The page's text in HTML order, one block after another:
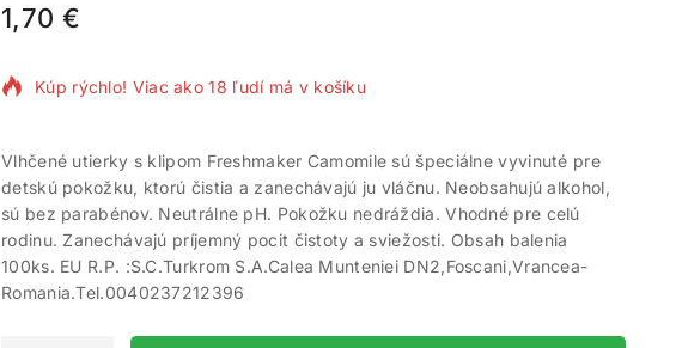
1,70 €
6 produktov predaných za posledných 10 hodín
Kúp rýchlo! Viac ako 18 ľudí má v košíku
Vlhčené utierky s klipom Freshmaker Camomile sú špeciálne vyvinuté pre
detskú pokožku, ktorú čistia a zanechávajú ju vláčnu. Neobsahujú alkohol,
sú bez parabénov. Neutrálne pH. Pokožku nedráždia. Vhodné pre celú
rodinu. Zanechávajú príjemný pocit čistoty a sviežosti. Obsah balenia
100ks. EU R.P. :S.C.Turkrom S.A.Calea Munteniei DN2,Foscani,Vrancea-
Romania.Tel.0040237212396